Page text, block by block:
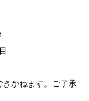
かねます。ご了承